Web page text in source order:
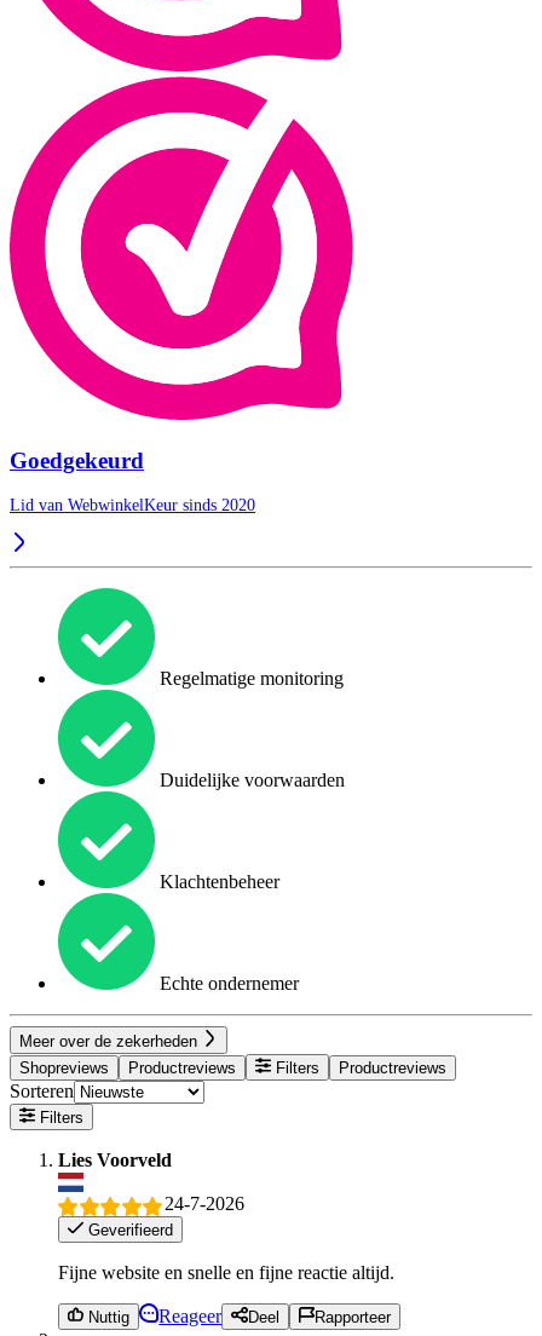
Goedgekeurd
Lid van WebwinkelKeur sinds 2020
Regelmatige monitoring
Duidelijke voorwaarden
Klachtenbeheer
Echte ondernemer
Meer over de zekerheden
Shopreviews
Productreviews Filters Productreviews
Sorteren
Filters
Lies Voorveld
24-7-2026
Geverifieerd
Fijne website en snelle en fijne reactie altijd.
Nuttig Reageer Deel Rapporteer